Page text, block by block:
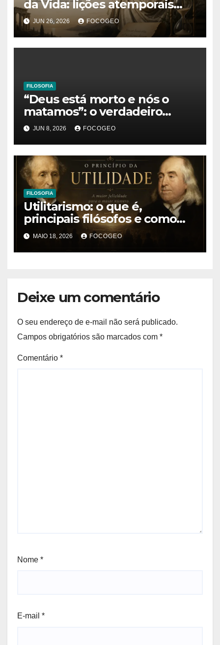
da Vida: lições atemporais
sobre o tempo, a felicidade e
o verdadeiro sentido da
existência
JUN 26, 2026 FOCOGEO
FILOSOFIA
“Deus está morto e nós o
matamos”: o verdadeiro
significado da frase de
Friedrich Nietzsche
JUN 8, 2026 FOCOGEO
FILOSOFIA
Utilitarismo: o que é,
principais filósofos e como
essa teoria ética influencia a
sociedade moderna
MAIO 18, 2026 FOCOGEO
Deixe um comentário
O seu endereço de e-mail não será publicado.
Campos obrigatórios são marcados com *
Comentário *
Nome *
E-mail *